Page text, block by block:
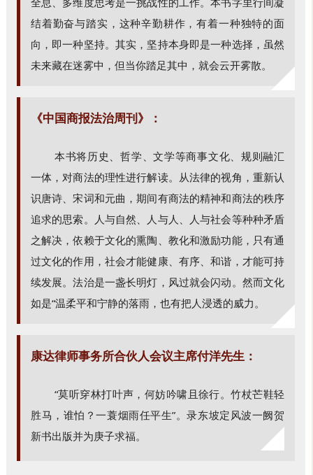
结着勤奋与踏实，这种辛勤耕作，有着一种独特的面
向，即一种坚持。其实，坚持本身即是一种选择，虽然
未来藏在迷雾中，但当你踏足其中，就会云开雾散。
《中国商报法治周刊》：
本书将历史、哲学、文学等商事文化、规则融汇
一体，对商法的理性进行解读。从法律的视角，重新认
识唐诗、宋词和元曲，期间有商法的精神和商法的秩序
追求的思索。人与自然、人与人、人与社会等种种矛盾
之解决，依赖于文化的熏陶、教化和激励功能，只有通
过文化的作用，社会才能健康、有序、和谐，才能可持
续发展。法治是一盏长明灯，风过就会闪动。然而文化
如是“温柔平和宁静的落雨，也有把人浸透的威力。
康达律师事务所合伙人会议主席付洋先生：
“莫听穿林打叶声，何妨吟啸且徐行。竹杖芒鞋轻
胜马，谁怕？一蓑烟雨任平生”。录东坡定风波一阙贺
新书出版并为庚子求福。